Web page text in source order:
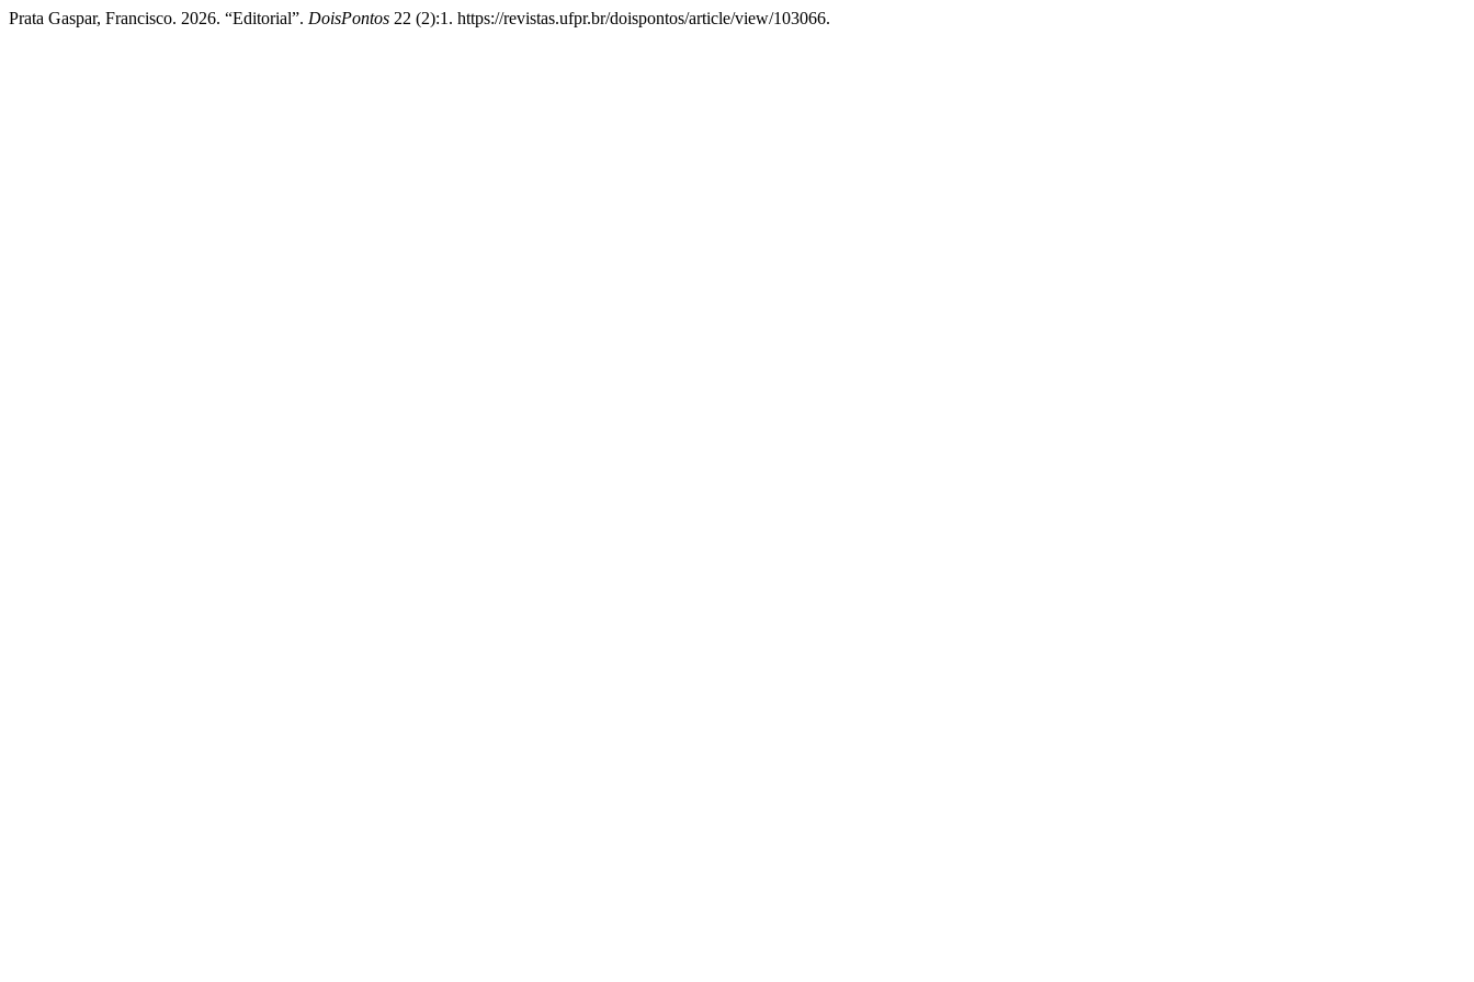
Prata Gaspar, Francisco. 2026. “Editorial”. DoisPontos 22 (2):1. https://revistas.ufpr.br/doispontos/article/view/103066.